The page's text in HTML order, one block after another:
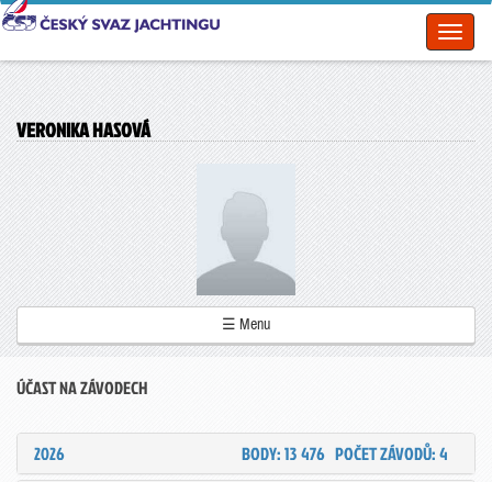
VERONIKA HASOVÁ
☰ Menu
ÚČAST NA ZÁVODECH
2026 POČET ZÁVODŮ: 4
BODY: 13 476